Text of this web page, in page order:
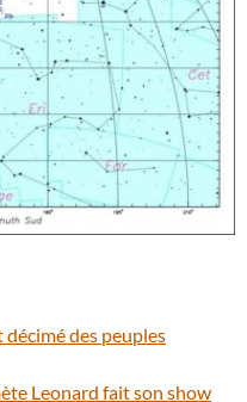
décimé des peuples
Leonard fait son show